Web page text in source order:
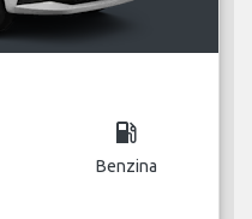
local_gas_station
Benzina